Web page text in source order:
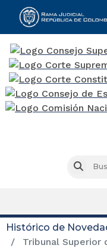
Histórico de
Tribunal